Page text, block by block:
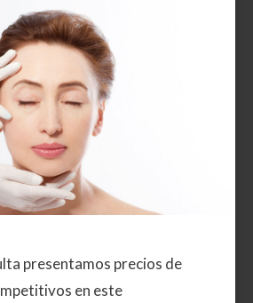
presentamos precios de
en este